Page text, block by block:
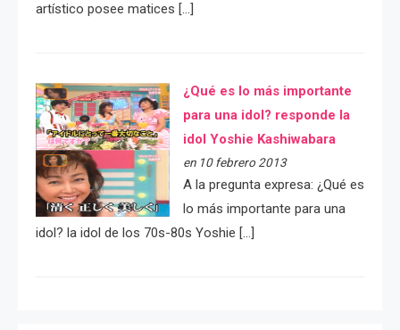
artístico posee matices […]
¿Qué es lo más importante
para una idol? responde la
idol Yoshie Kashiwabara
en 10 febrero 2013
A la pregunta expresa: ¿Qué es
lo más importante para una
idol? la idol de los 70s-80s Yoshie […]